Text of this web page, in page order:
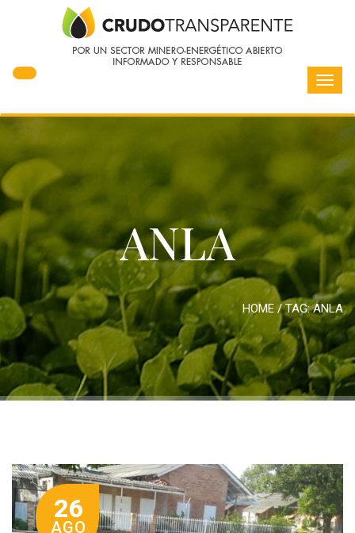
ANLA
HOME/ TAG:ANLA
26
AGO